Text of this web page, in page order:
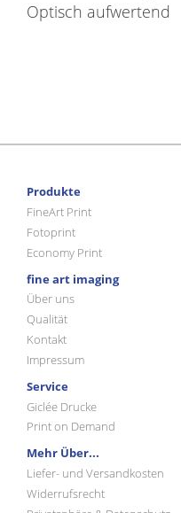
Optisch aufwertend
Produkte
FineArt Print
Fotoprint
Economy Print
fine art imaging
Über uns
Qualität
Kontakt
Impressum
Service
Giclée Drucke
Print on Demand
Mehr Über...
Liefer- und Versandkosten
Widerrufsrecht